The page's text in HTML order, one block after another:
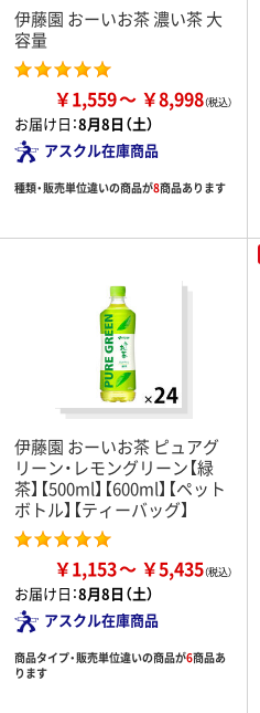
伊藤園 おーいお茶 濃い茶 大
容量
￥1,559 ￥8,998
お届け日：8月8日（土）
アスクル在庫商品
種類・販売単位違いの商品が8商品あります
伊藤園 おーいお茶 ピュアグ
リーン・レモングリーン【緑
茶】【500ml】【600ml】【ペット
ボトル】【ティーバッグ】
￥1,153 ￥5,435
お届け日：8月8日（土）
アスクル在庫商品
商品タイプ・販売単位違いの商品が6商品あ
ります